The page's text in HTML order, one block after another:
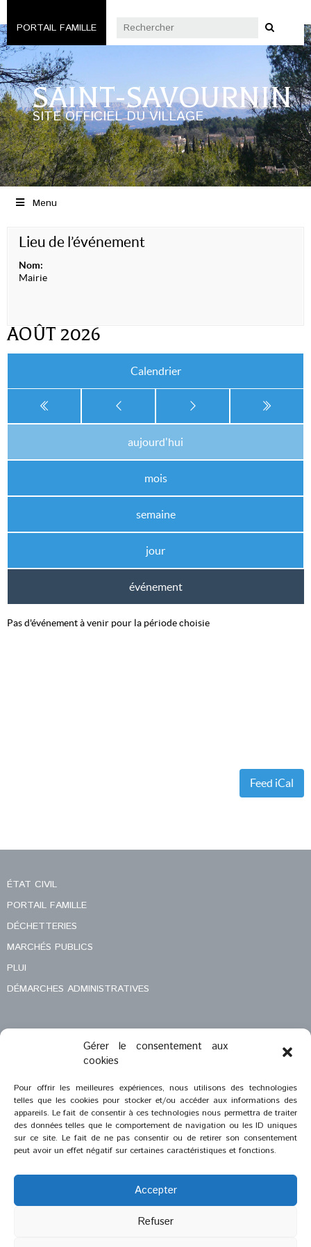
Gérer le consentement aux
cookies
Pour offrir les meilleures expériences, nous utilisons des technologies
telles que les cookies pour stocker et/ou accéder aux informations des
appareils. Le fait de consentir à ces technologies nous permettra de traiter
des données telles que le comportement de navigation ou les ID uniques
sur ce site. Le fait de ne pas consentir ou de retirer son consentement
peut avoir un effet négatif sur certaines caractéristiques et fonctions.
Accepter
Refuser
PORTAIL FAMILLE
SAINT-SAVOURNIN
SITE OFFICIEL DU VILLAGE
Menu
Lieu de l’événement
Nom:
Mairie
AOÛT 2026
Calendrier
aujourd'hui
mois
semaine
jour
événement
Pas d'événement à venir pour la période choisie
Feed iCal
ÉTAT CIVIL
PORTAIL FAMILLE
DÉCHETTERIES
MARCHÉS PUBLICS
PLUI
DÉMARCHES ADMINISTRATIVES
MENTIONS LÉGALES